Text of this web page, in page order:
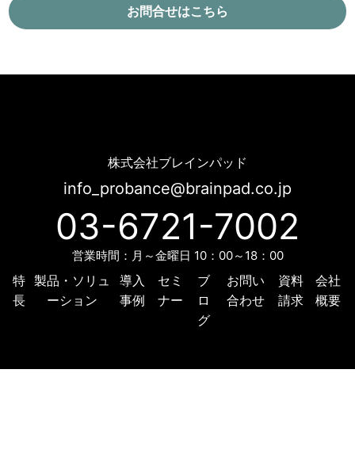
お問合せはこちら
株式会社ブレインパッド
info_probance@brainpad.co.jp
03-6721-7002
営業時間：月～金曜日 10：00～18：00
特
長
製品・ソリュ
ーション
導入
事例
セミ
ナー
ブ
ロ
グ
お問い
合わせ
資料
請求
会社
概要